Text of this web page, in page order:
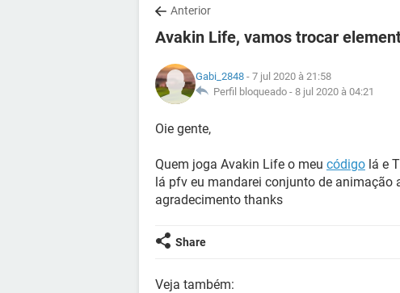
Anterior
Avakin Life, vamos trocar
Gabi_2848 - 7 jul 2020 à 21:58
Perfil bloqueado - 8 jul 2020 à 04:21
Oie gente,
Quem joga Avakin Life o meu código lá e
lá pfv eu mandarei conjunto de animação
agradecimento thanks
Share
Veja também: